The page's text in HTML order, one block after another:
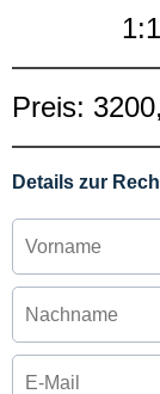
Preis:
Details zur